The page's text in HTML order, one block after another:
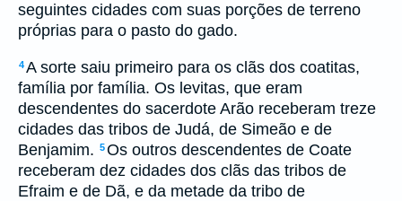
seguintes cidades com suas porções de terreno
próprias para o pasto do gado.
4A sorte saiu primeiro para os clãs dos coatitas,
família por família. Os levitas, que eram
descendentes do sacerdote Arão receberam treze
cidades das tribos de Judá, de Simeão e de
Benjamim. 5Os outros descendentes de Coate
receberam dez cidades dos clãs das tribos de
Efraim e de Dã, e da metade da tribo de